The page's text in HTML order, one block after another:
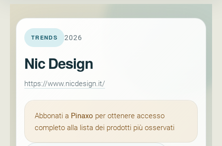
TRENDS 2026
Nic Design
https://www.nicdesign.it/
Abbonati a Pinaxo per ottenere accesso
completo alla lista dei prodotti più osservati